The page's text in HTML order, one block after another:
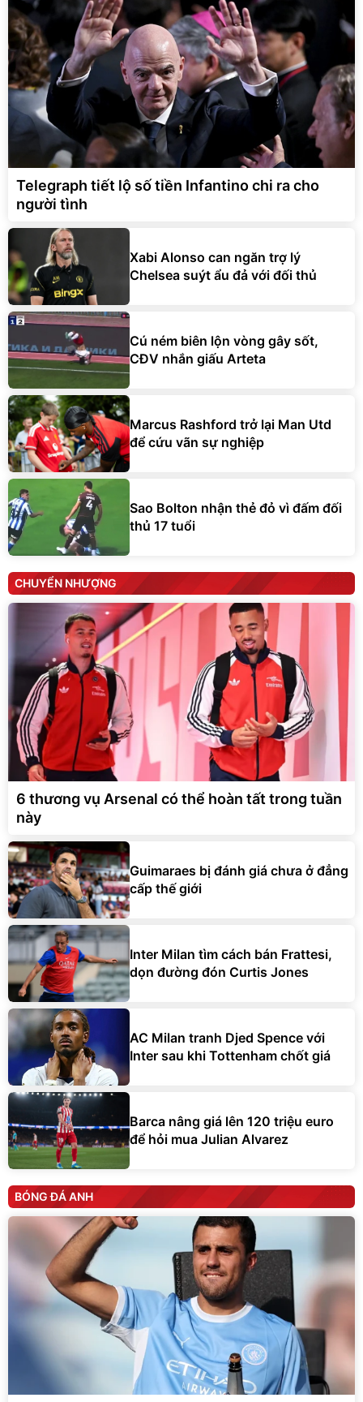
Telegraph tiết lộ số tiền Infantino chi ra cho
người tình
Xabi Alonso can ngăn trợ lý
Chelsea suýt ẩu đả với đối thủ
Cú ném biên lộn vòng gây sốt,
CĐV nhắn giấu Arteta
Marcus Rashford trở lại Man Utd
để cứu vãn sự nghiệp
Sao Bolton nhận thẻ đỏ vì đấm đối
thủ 17 tuổi
CHUYỂN NHƯỢNG
6 thương vụ Arsenal có thể hoàn tất trong tuần
này
Guimaraes bị đánh giá chưa ở đẳng
cấp thế giới
Inter Milan tìm cách bán Frattesi,
dọn đường đón Curtis Jones
AC Milan tranh Djed Spence với
Inter sau khi Tottenham chốt giá
Barca nâng giá lên 120 triệu euro
để hỏi mua Julian Alvarez
BÓNG ĐÁ ANH